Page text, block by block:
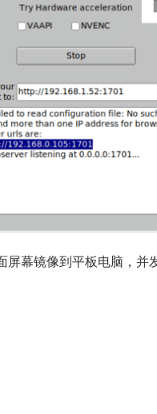
幕镜像到平板电脑，并